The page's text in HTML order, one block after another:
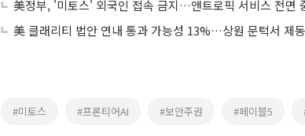
美정부, '미토스' 외국인 접속 금지…앤트로픽 서비스 전면
美 클래리티 법안 연내 통과 가능성 13%…상원 문턱서 제동
#미토스 #프론티어AI #보안주권 #페이블5